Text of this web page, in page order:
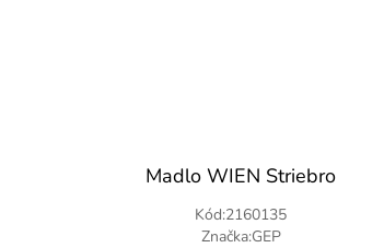
Madlo WIEN Striebro
Kód:2160135
Značka:GEP